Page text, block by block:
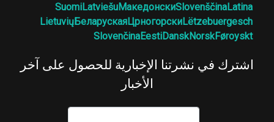
Latina
Slovenščina
Македонски
Latviešu
Suomi
Lëtzebuergesch
Црногорски
Беларуская
Lietuvių
Føroyskt
Norsk
Dansk
Eesti
Slovenčina
اشترك في نشرتنا الإخبارية للحصول على آخر
الأخبار